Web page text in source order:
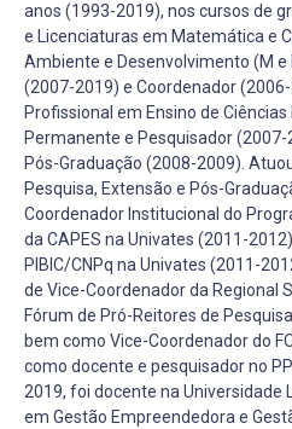
anos (1993-2019), nos cursos de
e Licenciaturas em Matemática e
Ambiente e Desenvolvimento (M
(2007-2019) e Coordenador
Profissional em Ensino de
Permanente e Pesquisador (2007-
Pós-Graduação (2008-2009).
Pesquisa, Extensão e Pós-
Coordenador Institucional do
da CAPES na Univates (2011-
PIBIC/CNPq na Univates (2011-
de Vice-Coordenador da Regional
Fórum de Pró-Reitores de
bem como Vice-Coordenador do
como docente e pesquisador no
2019, foi docente na Universidade
em Gestão Empreendedora e